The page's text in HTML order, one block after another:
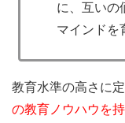
に、互いの
マインドを
教育水準の高さに
の教育ノウハウを